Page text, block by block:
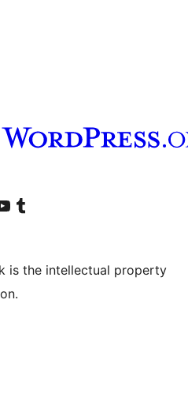
LinkedIn
de TikTok
nuestro canal de YouTube
Visita nuestra cuenta de Tumblr
is the intellectual property